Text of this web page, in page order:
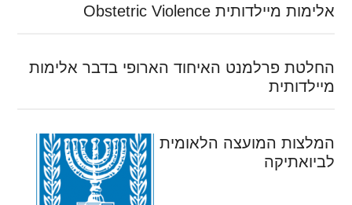
אלימות מיילדותית Obstetric Violence
החלטת פרלמנט האיחוד הארופי בדבר אלימות
מיילדותית
המלצות המועצה הלאומית
לביואתיקה